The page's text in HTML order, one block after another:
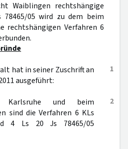
Waiblingen rechtshängige
78465/05 wird zu dem beim
rechtshängigen Verfahren 6
1
hat in seiner Zuschrift an
ausgeführt:
2
Karlsruhe und beim
sind die Verfahren 6 KLs
4 Ls 20 Js 78465/05